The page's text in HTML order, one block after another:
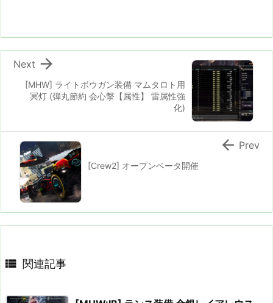
[MHW] ライトボウガン装備 マムタロト用
冥灯 (弾丸節約 会心撃【属性】 雷属性強
化)

Next
[Crew2] オープンベータ開催
 Prev
 関連記事